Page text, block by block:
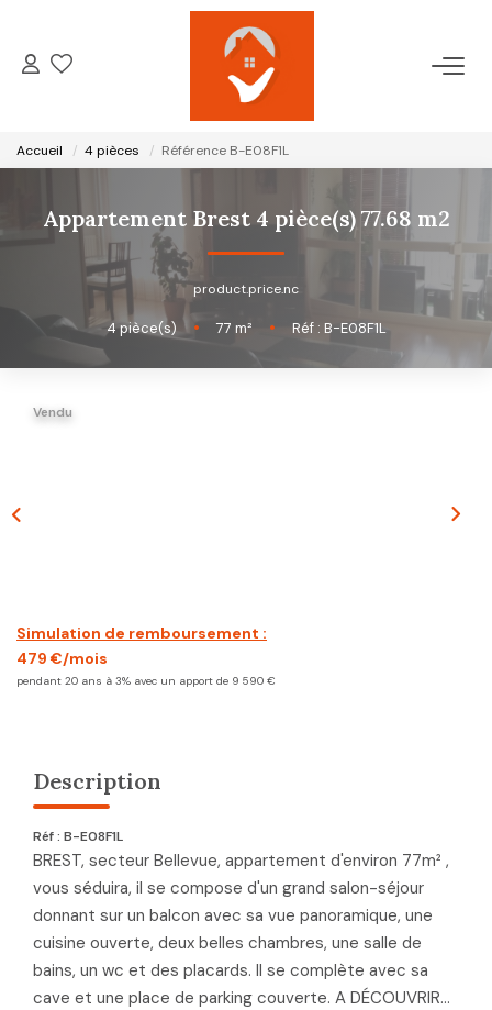
ACCUEIL
NOTRE AGENCE
GESTION LOCATIVE
Accueil 4 pièces Référence B-E08F1L
Appartement Brest 4 pièce(s) 77.68 m2
product.price.nc
4pièce(s) • 77 m² • Réf : B-E08F1L
Vendu
Simulation de remboursement :
479 €/mois
pendant 20 ans à 3% avec un apport de 9 590 €
Description
Réf : B-E08F1L
BREST, secteur Bellevue, appartement d'environ 77m² ,
vous séduira, il se compose d'un grand salon-séjour
donnant sur un balcon avec sa vue panoramique, une
cuisine ouverte, deux belles chambres, une salle de
bains, un wc et des placards. Il se complète avec sa
cave et une place de parking couverte. A DÉCOUVRIR...